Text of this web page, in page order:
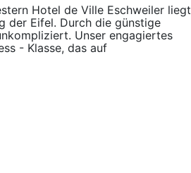
Hotel de Ville Eschweiler liegt
der Eifel. Durch die günstige
Unser engagiertes
- Klasse, das auf